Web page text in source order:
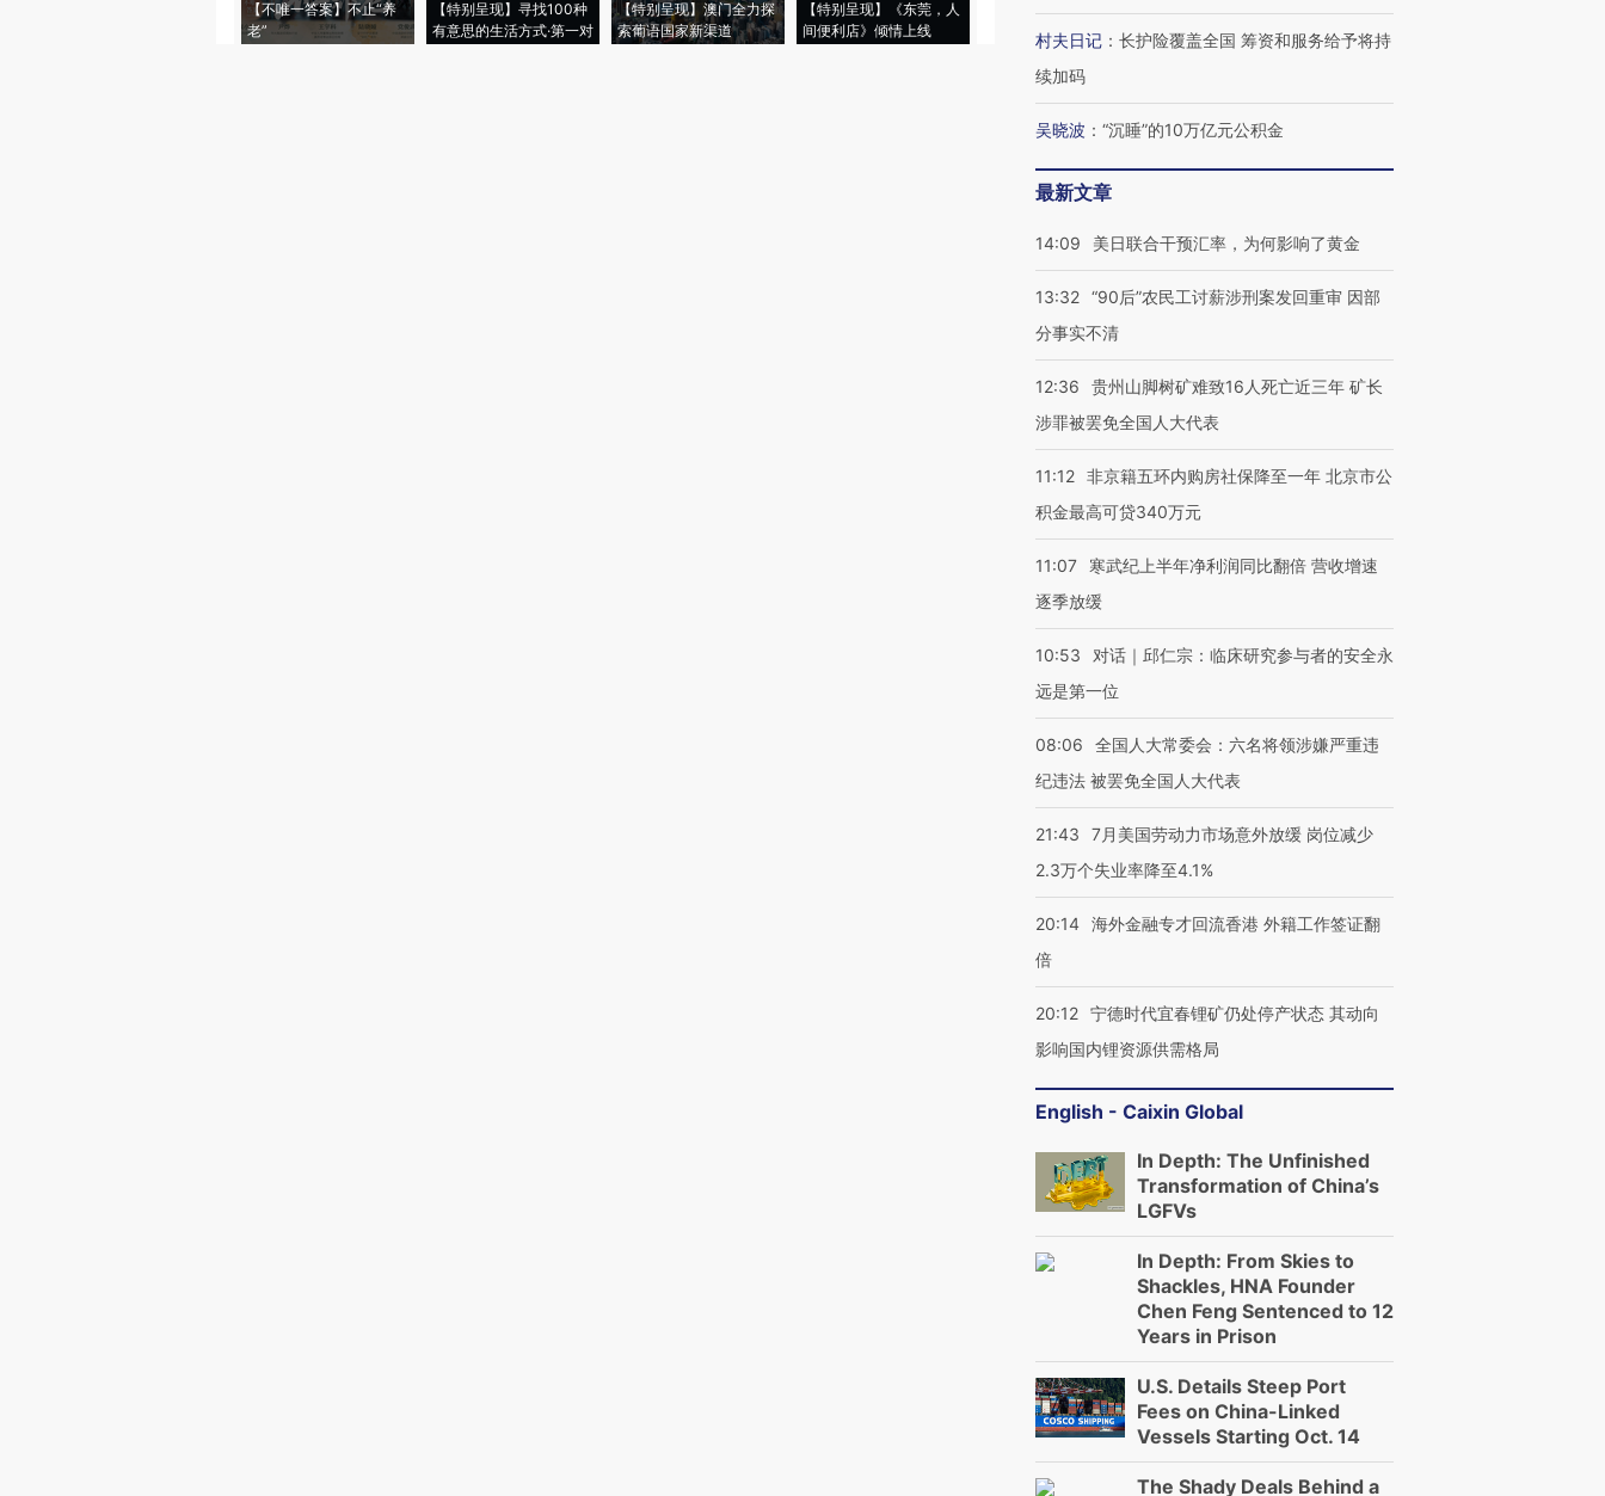
【不唯一答案】不止“养
老”
【特别呈现】寻找100种
有意思的生活方式·第一对
【特别呈现】澳门全力探
索葡语国家新渠道
【特别呈现】《东莞，人
间便利店》倾情上线
会，让数智科技“链”接产
【特别呈现】寻找100种
有意思的生活方式·第三对
CFO：不靠规模取胜，华
住三大增长引擎是什么？
村夫日记 ： 长护险覆盖全国 筹资和服务给予将持
续加码
吴晓波 ： “沉睡”的10万亿元公积金
最新文章
14:09 美日联合干预汇率，为何影响了黄金
13:32 “90后”农民工讨薪涉刑案发回重审 因部
分事实不清
12:36
贵州山脚树矿难致16人死亡近三年 矿长
涉罪被罢免全国人大代表
11:12 非京籍五环内购房社保降至一年 北京市公
积金最高可贷340万元
11:07
寒武纪上半年净利润同比翻倍 营收增速
逐季放缓
10:53
对话｜邱仁宗：临床研究参与者的安全永
远是第一位
08:06
全国人大常委会：六名将领涉嫌严重违
纪违法 被罢免全国人大代表
21:43
7月美国劳动力市场意外放缓 岗位减少
2.3万个失业率降至4.1%
20:14 海外金融专才回流香港 外籍工作签证翻
倍
20:12 宁德时代宜春锂矿仍处停产状态 其动向
影响国内锂资源供需格局
English - Caixin Global
In Depth: The Unfinished
Transformation of China’s
LGFVs
In Depth: From Skies to
Shackles, HNA Founder
Chen Feng Sentenced to 12
Years in Prison
U.S. Details Steep Port
Fees on China-Linked
Vessels Starting Oct. 14
The Shady Deals Behind a